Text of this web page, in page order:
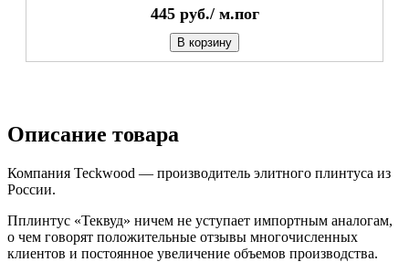
445 руб./ м.пог
В корзину
Описание товара
Компания Teckwood — производитель элитного плинтуса из
России.
Пплинтус «Теквуд» ничем не уступает импортным аналогам,
о чем говорят положительные отзывы многочисленных
клиентов и постоянное увеличение объемов производства.